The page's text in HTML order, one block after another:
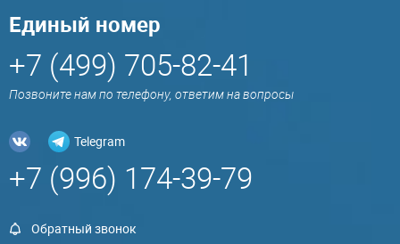
Единый номер
+7 (499) 705-82-41
Позвоните нам по телефону, ответим на вопросы
Telegram
+7 (996) 174-39-79
Обратный звонок